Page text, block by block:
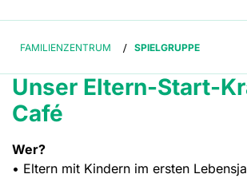
FAMILIENZENTRUM / SPIELGRUPPE
Unser Eltern-Start-
Café
Wer?
• Eltern mit Kindern im ersten